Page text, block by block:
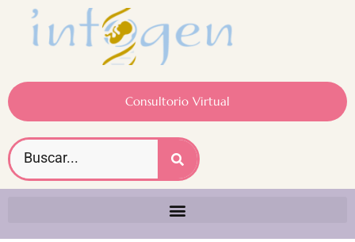
Consultorio Virtual